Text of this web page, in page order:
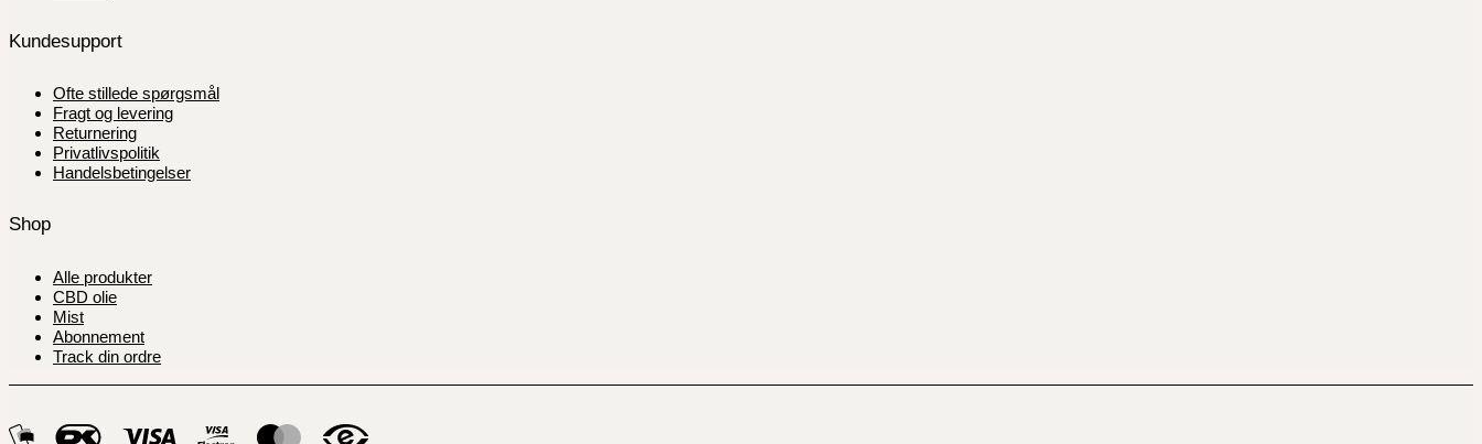
Kundesupport
Ofte stillede spørgsmål
Fragt og levering
Returnering
Privatlivspolitik
Handelsbetingelser
Shop
Alle produkter
CBD olie
Mist
Abonnement
Track din ordre